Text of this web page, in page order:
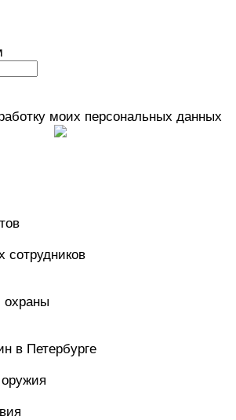
моих персональных данных
сотрудников
охраны
в Петербурге